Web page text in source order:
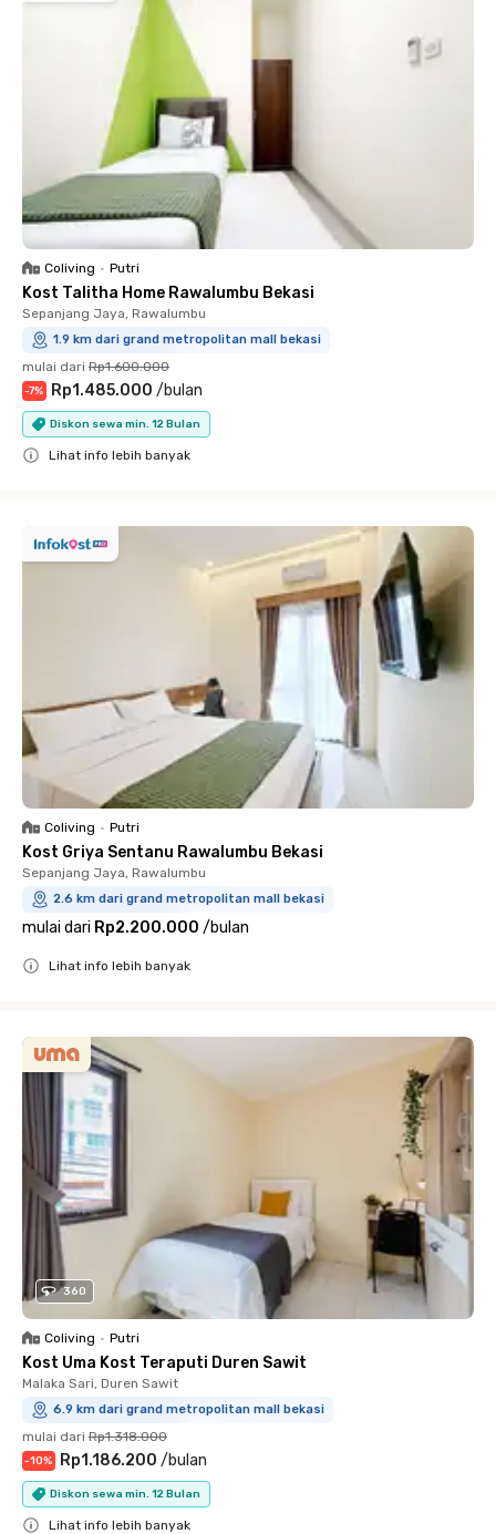
Coliving • Putri
Kost Talitha Home Rawalumbu Bekasi
Sepanjang Jaya, Rawalumbu
1.9 km dari grand metropolitan mall bekasi
mulai dari Rp1.600.000
-7% Rp1.485.000 /bulan
Diskon sewa min. 12 Bulan
Lihat info lebih banyak
Coliving • Putri
Kost Griya Sentanu Rawalumbu Bekasi
Sepanjang Jaya, Rawalumbu
2.6 km dari grand metropolitan mall bekasi
mulai dari Rp2.200.000 /bulan
Lihat info lebih banyak
360
Coliving • Putri
Kost Uma Kost Teraputi Duren Sawit
Malaka Sari, Duren Sawit
6.9 km dari grand metropolitan mall bekasi
mulai dari Rp1.318.000
-10% Rp1.186.200 /bulan
Diskon sewa min. 12 Bulan
Lihat info lebih banyak